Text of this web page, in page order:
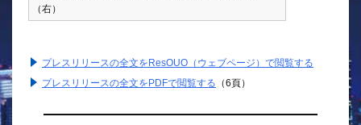
（右）
プレスリリースの全文をResOUO（ウェブページ）で閲覧する
プレスリリースの全文をPDFで閲覧する （6頁）